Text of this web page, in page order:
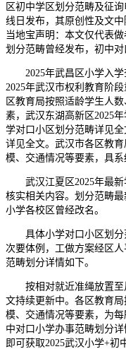
区初中学区划分范畴及征
线日发布，其原创性及文
当地宝声明：本文仅代表
划分范畴曾经发布，初中对
2025年武昌区小学入学
2025年武汉市权利教育阶
区教育局按照适龄学生人
素，武汉东湖高新区2025
学对口小区划分范畴详见
详见全文。武汉市各区教
模、交通情况等要素，具系
武汉江夏区2025年最新
核实相关内容。划分范畴
小学各校区曾经改名。
具体小学对口小区划分
次要体例，工做方案经区
范畴划分详情如下。
按相对就近准绳放置至
文持续更新中。各区教育
模、交通情况等要素，为
中对口小学办事范畴划分
即可获取2025武汉小学+